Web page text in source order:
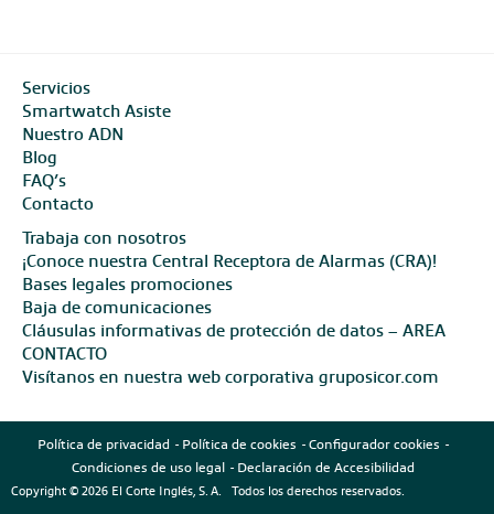
Servicios
Smartwatch Asiste
Nuestro ADN
Blog
FAQ’s
Contacto
Trabaja con nosotros
¡Conoce nuestra Central Receptora de Alarmas (CRA)!
Bases legales promociones
Baja de comunicaciones
Cláusulas informativas de protección de datos – AREA
CONTACTO
Visítanos en nuestra web corporativa gruposicor.com
Política de privacidad Política de cookies
Configurador cookies
Condiciones de uso legal
Declaración de Accesibilidad
Copyright © 2026 El Corte Inglés, S. A. Todos los derechos reservados.